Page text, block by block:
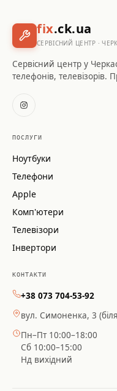
fix.ck.ua
СЕРВІСНИЙ ЦЕНТР ·
Сервісний центр у
телефонів, телевізорів.
ПОСЛУГИ
Ноутбуки
Телефони
Apple
Комп'ютери
Телевізори
Інвертори
КОНТАКТИ
+38 073 704-53-92
вул. Симоненка, 3
Пн–Пт 10:00–18:00
Сб 10:00–15:00
Нд вихідний